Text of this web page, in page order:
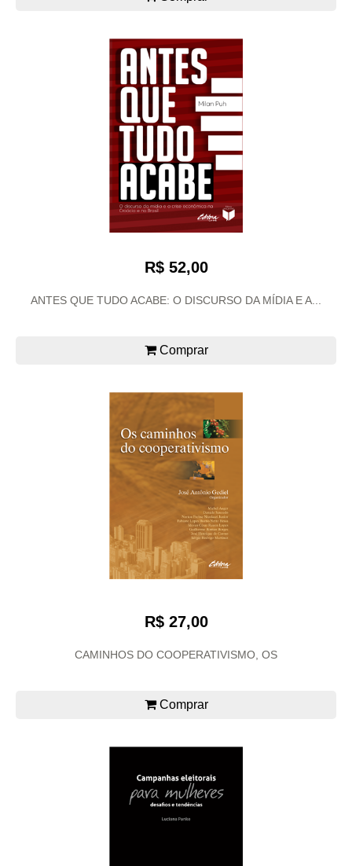
R$ 52,00
ANTES QUE TUDO ACABE: O DISCURSO DA MÍDIA E A...
Comprar
R$ 27,00
CAMINHOS DO COOPERATIVISMO, OS
Comprar